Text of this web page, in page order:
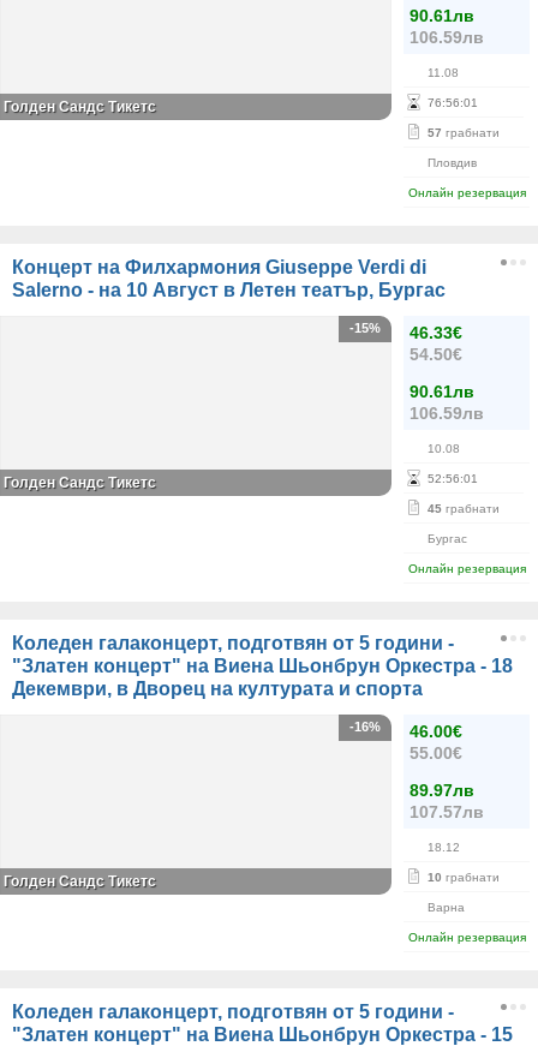
90.61лв
106.59лв
11.08
76:56:01
57 грабнати
Пловдив
Онлайн резервация
Голден Сандс Тикетс
Концерт на Филхармония Giuseppe Verdi di
Salerno - на 10 Август в Летен театър, Бургас
46.33€
54.50€
90.61лв
106.59лв
10.08
52:56:01
45 грабнати
Бургас
Онлайн резервация
-15%
Голден Сандс Тикетс
Коледен галаконцерт, подготвян от 5 години -
"Златен концерт" на Виена Шьонбрун Оркестра - 18
Декември, в Дворец на културата и спорта
46.00€
55.00€
89.97лв
107.57лв
18.12
10 грабнати
Варна
Онлайн резервация
-16%
Голден Сандс Тикетс
Коледен галаконцерт, подготвян от 5 години -
"Златен концерт" на Виена Шьонбрун Оркестра - 15